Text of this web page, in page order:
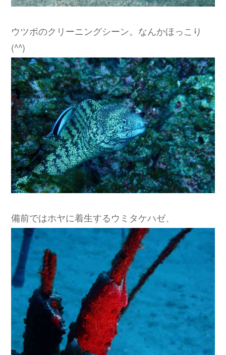
ウツボのクリーニングシーン。なんかほっこり
(^^)
備前ではホヤに着生するウミタケハゼ、